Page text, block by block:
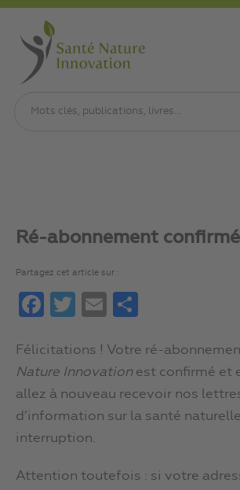
Ré-abonnement confirmé
Partagez cet article sur :
FacebookTwitterEmail
Félicitations ! Votre ré-
Nature Innovation est confirmé et
allez à nouveau recevoir nos
d’information sur la santé
interruption.
Attention toutefois : si votre